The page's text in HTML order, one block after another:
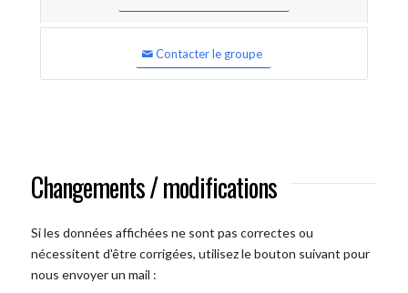
Contacter le groupe
Changements / modifications
Si les données affichées ne sont pas correctes ou
nécessitent d'être corrigées, utilisez le bouton suivant pour
nous envoyer un mail :